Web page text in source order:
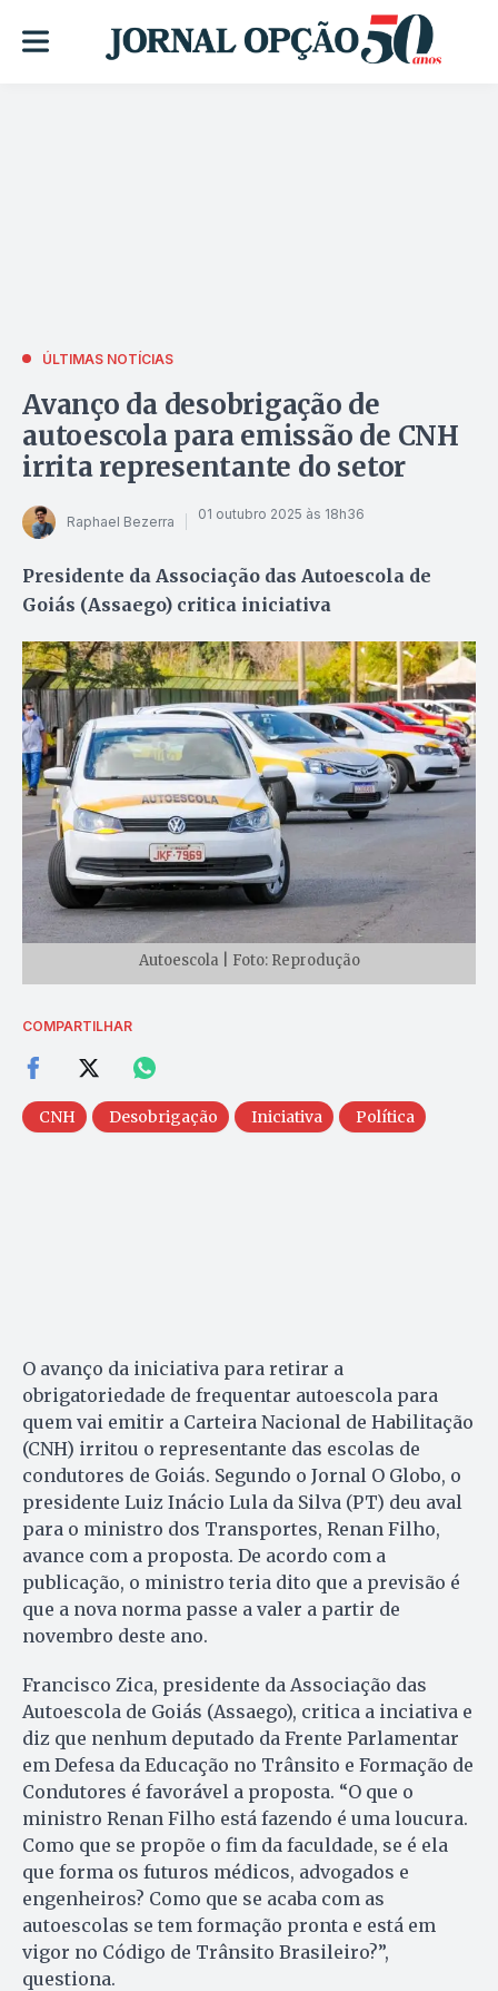
ÚLTIMAS NOTÍCIAS
Avanço da desobrigação de
autoescola para emissão de CNH
irrita representante do setor
Raphael Bezerra 01 outubro 2025 às 18h36
Presidente da Associação das Autoescola de
Goiás (Assaego) critica iniciativa
Autoescola | Foto: Reprodução
COMPARTILHAR
CNH Desobrigação Iniciativa Política
O avanço da iniciativa para retirar a
obrigatoriedade de frequentar autoescola para
quem vai emitir a Carteira Nacional de Habilitação
(CNH) irritou o representante das escolas de
condutores de Goiás. Segundo o Jornal O Globo, o
presidente Luiz Inácio Lula da Silva (PT) deu aval
para o ministro dos Transportes, Renan Filho,
avance com a proposta. De acordo com a
publicação, o ministro teria dito que a previsão é
que a nova norma passe a valer a partir de
novembro deste ano.
Francisco Zica, presidente da Associação das
Autoescola de Goiás (Assaego), critica a inciativa e
diz que nenhum deputado da Frente Parlamentar
em Defesa da Educação no Trânsito e Formação de
Condutores é favorável a proposta. “O que o
ministro Renan Filho está fazendo é uma loucura.
Como que se propõe o fim da faculdade, se é ela
que forma os futuros médicos, advogados e
engenheiros? Como que se acaba com as
autoescolas se tem formação pronta e está em
vigor no Código de Trânsito Brasileiro?”,
questiona.